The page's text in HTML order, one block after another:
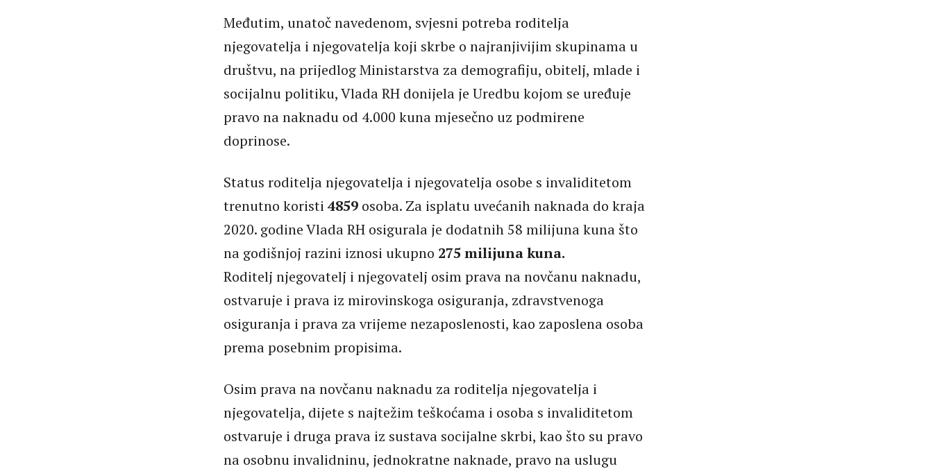
Međutim, unatoč navedenom, svjesni potreba roditelja
njegovatelja i njegovatelja koji skrbe o najranjivijim skupinama u
društvu, na prijedlog Ministarstva za demografiju, obitelj, mlade i
socijalnu politiku, Vlada RH donijela je Uredbu kojom se uređuje
pravo na naknadu od 4.000 kuna mjesečno uz podmirene
doprinose.
Status roditelja njegovatelja i njegovatelja osobe s invaliditetom
trenutno koristi 4859 osoba. Za isplatu uvećanih naknada do kraja
2020. godine Vlada RH osigurala je dodatnih 58 milijuna kuna što
na godišnjoj razini iznosi ukupno 275 milijuna kuna.
Roditelj njegovatelj i njegovatelj osim prava na novčanu naknadu,
ostvaruje i prava iz mirovinskoga osiguranja, zdravstvenoga
osiguranja i prava za vrijeme nezaposlenosti, kao zaposlena osoba
prema posebnim propisima.
Osim prava na novčanu naknadu za roditelja njegovatelja i
njegovatelja, dijete s najtežim teškoćama i osoba s invaliditetom
ostvaruje i druga prava iz sustava socijalne skrbi, kao što su pravo
na osobnu invalidninu, jednokratne naknade, pravo na uslugu